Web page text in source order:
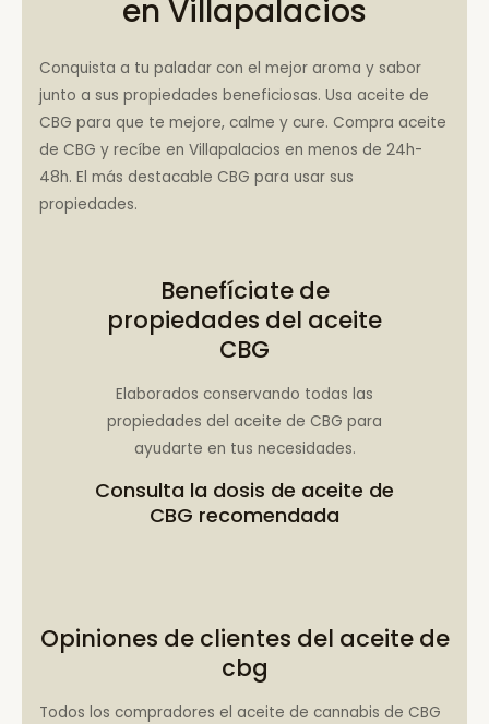
en Villapalacios
Conquista a tu paladar con el mejor aroma y sabor
junto a sus propiedades beneficiosas. Usa aceite de
CBG para que te mejore, calme y cure. Compra aceite
de CBG y recíbe en Villapalacios en menos de 24h-
48h. El más destacable CBG para usar sus
propiedades.
Benefíciate de
propiedades del aceite
CBG
Elaborados conservando todas las
propiedades del aceite de CBG para
ayudarte en tus necesidades.
Consulta la dosis de aceite de
CBG recomendada
Opiniones de clientes del aceite de
cbg
Todos los compradores el aceite de cannabis de CBG